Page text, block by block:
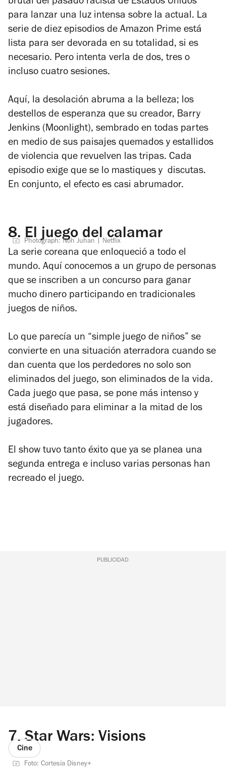
para lanzar una luz intensa sobre la actual. La
serie de diez episodios de Amazon Prime está
lista para ser devorada en su totalidad, si es
necesario. Pero intenta verla de dos, tres o
incluso cuatro sesiones.
Aquí, la desolación abruma a la belleza; los
destellos de esperanza que su creador, Barry
Jenkins (Moonlight), sembrado en todas partes
en medio de sus paisajes quemados y estallidos
de violencia que revuelven las tripas. Cada
episodio exige que se lo mastiques y discutas.
En conjunto, el efecto es casi abrumador.
8. El juego del calamar
Photograph: Noh Juhan | Netflix
La serie coreana que enloqueció a todo el
mundo. Aquí conocemos a un grupo de personas
que se inscriben a un concurso para ganar
mucho dinero participando en tradicionales
juegos de niños.
Lo que parecía un “simple juego de niños” se
convierte en una situación aterradora cuando se
dan cuenta que los perdedores no solo son
eliminados del juego, son eliminados de la vida.
Cada juego que pasa, se pone más intenso y
está diseñado para eliminar a la mitad de los
jugadores.
El show tuvo tanto éxito que ya se planea una
segunda entrega e incluso varias personas han
recreado el juego.
PUBLICIDAD
7. Star Wars: Visions
Cine
Foto: Cortesía Disney+